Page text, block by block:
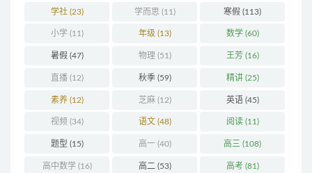
学社(23) 学而思 (11) 寒假 (113)
小学(11) 年级 (13) 数学(60)
暑假 (47) 物理 (51) 王芳(16)
直播(12) 秋季(59) 精讲(25)
素养(12) 芝麻(12) 英语(45)
视频 (34) 语文 (48) 阅读(11)
题型 (15) 高一(40) 高三 (108)
高中数学(16) 高二 (53) 高考(81)